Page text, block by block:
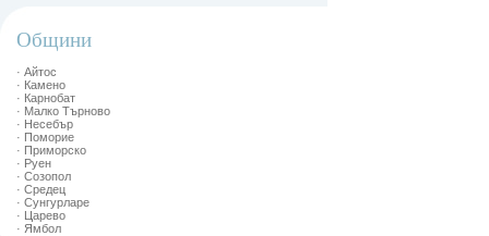
Общини
· Айтос
· Камено
· Карнобат
· Малко Търново
· Несебър
· Поморие
· Приморско
· Руен
· Созопол
· Средец
· Сунгурларе
· Царево
· Ямбол